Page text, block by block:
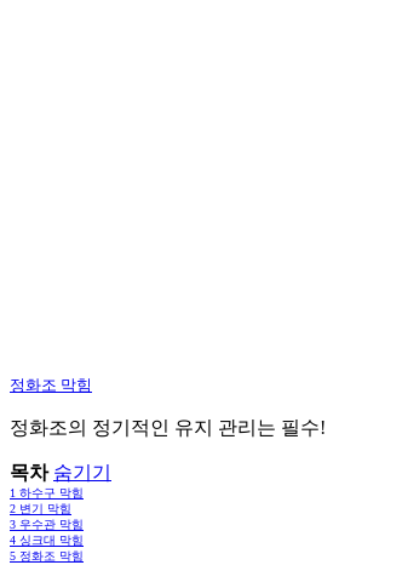
정화조 막힘
정화조의 정기적인 유지 관리는 필수!
목차 숨기기
1 하수구 막힘
2 변기 막힘
3 우수관 막힘
4 싱크대 막힘
5 정화조 막힘